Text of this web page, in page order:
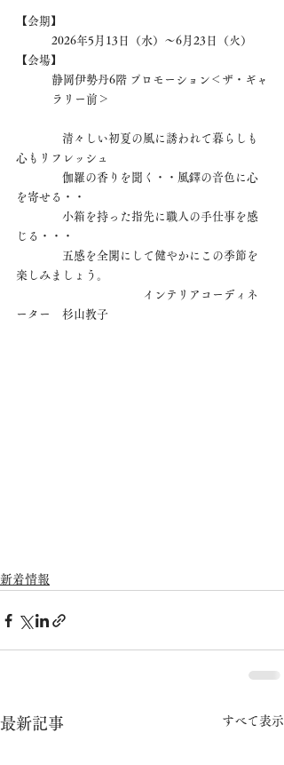
【会期】
2026年5月13日（水）〜6月23日（火）
【会場】
静岡伊勢丹6階 プロモーション＜ザ・ギャ
ラリー前＞
清々しい初夏の風に誘われて暮らしも
心もリフレッシュ
伽羅の香りを聞く・・風鐸の音色に心
を寄せる・・
小箱を持った指先に職人の手仕事を感
じる・・・
五感を全開にして健やかにこの季節を
楽しみましょう。
インテリアコーディネ
ーター　杉山教子
新着情報
最新記事 すべて表示